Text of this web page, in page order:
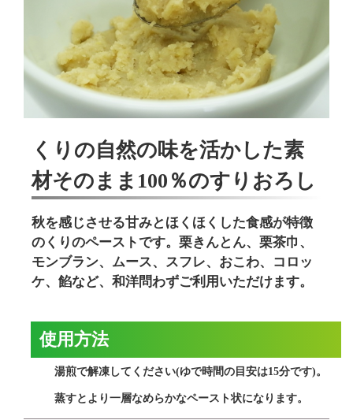
くりの自然の味を活かした素
材そのまま100％のすりおろし
秋を感じさせる甘みとほくほくした食感が特徴
のくりのペーストです。栗きんとん、栗茶巾、
モンブラン、ムース、スフレ、おこわ、コロッ
ケ、餡など、和洋問わずご利用いただけます。
使用方法
湯煎で解凍してください(ゆで時間の目安は15分です)。
蒸すとより一層なめらかなペースト状になります。